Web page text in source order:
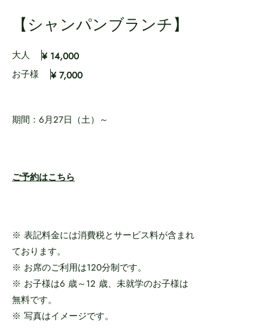
【シャンパンブランチ】
大人
¥ 14,000
お子様
¥ 7,000
期間：6月27日（土）～
ご予約はこちら
※ 表記料金には消費税とサービス料が含まれ
ております。
※ お席のご利用は120分制です。
※ お子様は6 歳～12 歳、未就学のお子様は
無料です。
※ 写真はイメージです。